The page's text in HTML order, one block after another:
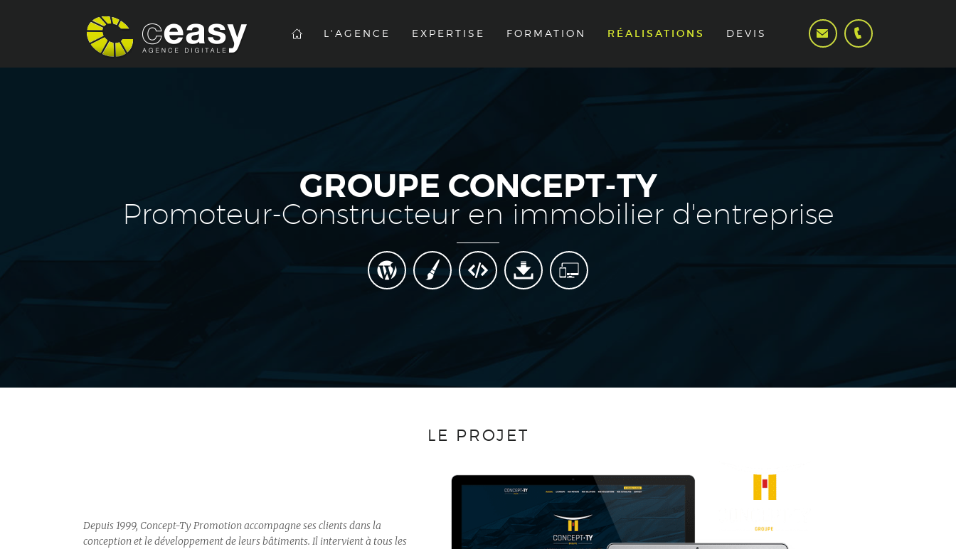
L'AGENCE EXPERTISE FORMATION RÉALISATIONS DEVIS
GROUPE CONCEPT-TY
Promoteur-Constructeur en immobilier d'entreprise
LE PROJET
Depuis 1999, Concept-Ty Promotion accompagne ses clients dans la
conception et le développement de leurs bâtiments. Il intervient à tous les